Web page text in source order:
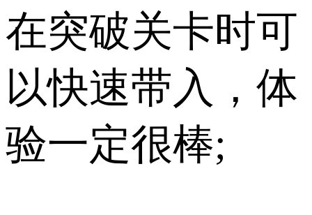
在突破关卡时可
以快速带入，体
验一定很棒;